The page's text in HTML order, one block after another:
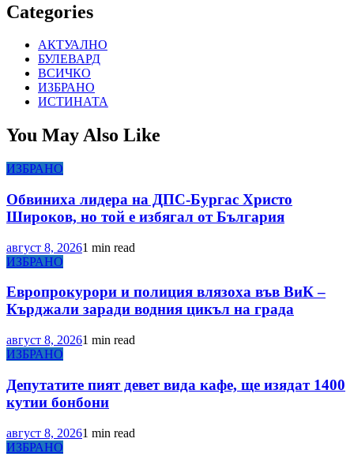
Categories
АКТУАЛНО
БУЛЕВАРД
ВСИЧКО
ИЗБРАНО
ИСТИНАТА
You May Also Like
ИЗБРАНО
Обвиниха лидера на ДПС-Бургас Христо
Широков, но той е избягал от България
август 8, 20261 min read
ИЗБРАНО
Европрокурори и полиция влязоха във ВиК –
Кърджали заради водния цикъл на града
август 8, 20261 min read
ИЗБРАНО
Депутатите пият девет вида кафе, ще изядат 1400
кутии бонбони
август 8, 20261 min read
ИЗБРАНО